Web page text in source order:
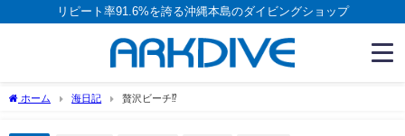
リピート率91.6%を誇る沖縄本島のダイビングショップ
ホーム 海日記 贅沢ビーチ⁉